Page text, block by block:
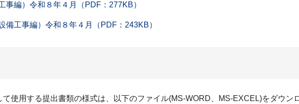
事編）令和８年４月（PDF：277KB）
備工事編）令和８年４月（PDF：243KB）
使用する提出書類の様式は、以下のファイル(MS-WORD、MS-EXCEL)をダウン